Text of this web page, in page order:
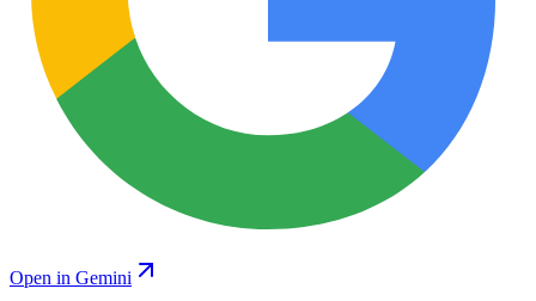
Open in Gemini